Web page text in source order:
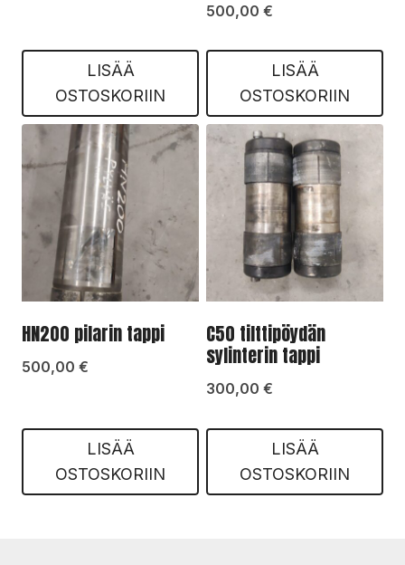
LISÄÄ
OSTOSKORIIN
500,00 €
LISÄÄ
OSTOSKORIIN
HN200 pilarin tappi
500,00 €
LISÄÄ
OSTOSKORIIN
C50 tilttipöydän
sylinterin tappi
300,00 €
LISÄÄ
OSTOSKORIIN